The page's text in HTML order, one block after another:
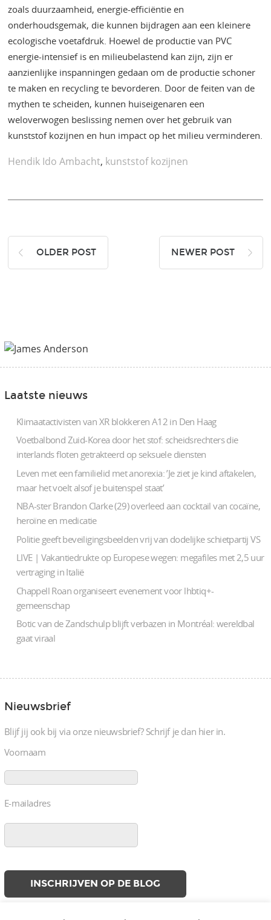
zoals duurzaamheid, energie-efficiëntie en
onderhoudsgemak, die kunnen bijdragen aan een kleinere
ecologische voetafdruk. Hoewel de productie van PVC
energie-intensief is en milieubelastend kan zijn, zijn er
aanzienlijke inspanningen gedaan om de productie schoner
te maken en recycling te bevorderen. Door de feiten van de
mythen te scheiden, kunnen huiseigenaren een
weloverwogen beslissing nemen over het gebruik van
kunststof kozijnen en hun impact op het milieu verminderen.
Hendik Ido Ambacht, kunststof kozijnen
OLDER POST NEWER POST
Laatste nieuws
Klimaatactivisten van XR blokkeren A12 in Den Haag
Voetbalbond Zuid-Korea door het stof: scheidsrechters die
interlands floten getrakteerd op seksuele diensten
Leven met een familielid met anorexia: ’Je ziet je kind aftakelen,
maar het voelt alsof je buitenspel staat’
NBA-ster Brandon Clarke (29) overleed aan cocktail van cocaïne,
heroïne en medicatie
Politie geeft beveiligingsbeelden vrij van dodelijke schietpartij VS
LIVE | Vakantiedrukte op Europese wegen: megafiles met 2,5 uur
vertraging in Italië
Chappell Roan organiseert evenement voor lhbtiq+-
gemeenschap
Botic van de Zandschulp blijft verbazen in Montréal: wereldbal
gaat viraal
Nieuwsbrief
Blijf jij ook bij via onze nieuwsbrief? Schrijf je dan hier in.
Voornaam
E-mailadres